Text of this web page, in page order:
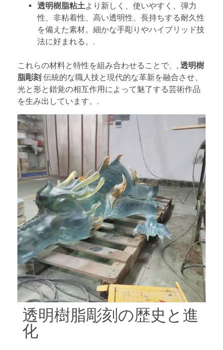
透明樹脂粘土より新しく、使いやすく、弾力
性、非粘着性、高い透明性、長持ちする耐久性
を備えた素材。細かな手彫りやハイブリッド技
法に好まれる。.
これらの材料と特性を組み合わせることで、, 透明樹
脂彫刻 伝統的な職人技と現代的な革新を融合させ、
光と形と錯覚の相互作用によって魅了する芸術作品
を生み出しています。.
透明樹脂彫刻の歴史と進
化